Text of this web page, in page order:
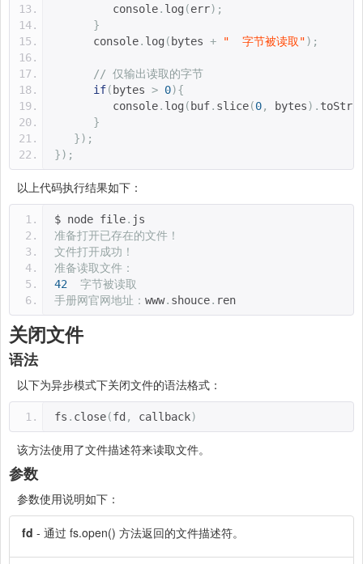
         console
. log (err);
}
      console
. log ( bytes + "  字节被读取");
// 仅输出读取的字节
if( bytes > 0){
         console
. log ( buf. slice(0, bytes).
}
});
});
以上代码执行结果如下：
$ node file. js
准备打开已存在的文件！
文件打开成功！
准备读取文件：
42
字节被读取
手册网官网地址： www. shouce. ren
关闭文件
语法
以下为异步模式下关闭文件的语法格式：
fs . close(fd , callback)
该方法使用了文件描述符来读取文件。
参数
参数使用说明如下：
fd - 通过 fs.open() 方法返回的文件描述符。